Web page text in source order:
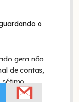
o
gera não
de contas,
sétimo